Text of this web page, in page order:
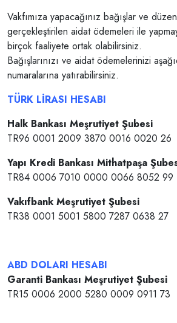
Vakfımıza yapacağınız bağışlar ve
gerçekleştirilen aidat ödemeleri ile
birçok faaliyete ortak olabilirsiniz.
Bağışlarınızı ve aidat ödemelerinizi
numaralarına yatırabilirsiniz.
TÜRK LİRASI HESABI
Halk Bankası Meşrutiyet Şubesi
TR96 0001 2009 3870 0016 0020 26
Yapı Kredi Bankası Mithatpaşa
TR84 0006 7010 0000 0066 8052 99
Vakıfbank Meşrutiyet Şubesi
TR38 0001 5001 5800 7287 0638 27
ABD DOLARI HESABI
Garanti Bankası Meşrutiyet Şubesi
TR15 0006 2000 5280 0009 0911 73